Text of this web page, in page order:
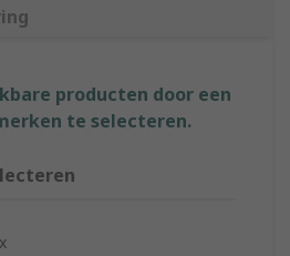
producten door een
te selecteren.